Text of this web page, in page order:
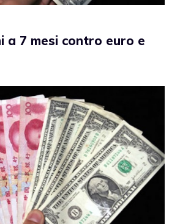
a 7 mesi contro euro e